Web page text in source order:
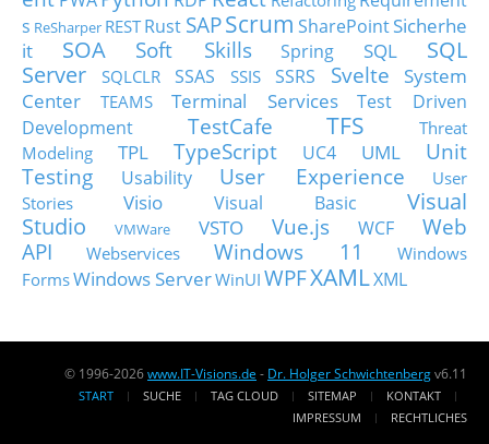
s ReSharper RESTRust SAPScrum SharePointSicherhe
it
SOA Soft Skills Spring SQL
SQL
Server
SQLCLR SSAS SSIS SSRS Svelte
System
Center
TEAMS Terminal Services
Test Driven
Development
TestCafe TFS
Threat
Modeling
TPL TypeScript UC4 UML
Unit
Testing
Usability User Experience
User
Stories
Visio Visual Basic
Visual
Studio
VMWare VSTO Vue.js WCF
Web
API
Webservices Windows 11
Windows
FormsWindows ServerWinUI WPFXAMLXML
© 1996-2026www.IT-Visions.de - Dr. Holger Schwichtenbergv6.11
START SUCHE TAG CLOUD SITEMAP
KONTAKT
IMPRESSUM
RECHTLICHES